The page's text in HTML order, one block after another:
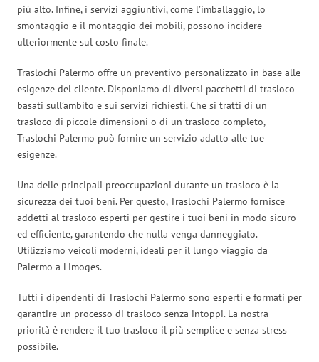
più alto. Infine, i servizi aggiuntivi, come l’imballaggio, lo
smontaggio e il montaggio dei mobili, possono incidere
ulteriormente sul costo finale.
Traslochi Palermo offre un preventivo personalizzato in base alle
esigenze del cliente. Disponiamo di diversi pacchetti di trasloco
basati sull’ambito e sui servizi richiesti. Che si tratti di un
trasloco di piccole dimensioni o di un trasloco completo,
Traslochi Palermo può fornire un servizio adatto alle tue
esigenze.
Una delle principali preoccupazioni durante un trasloco è la
sicurezza dei tuoi beni. Per questo, Traslochi Palermo fornisce
addetti al trasloco esperti per gestire i tuoi beni in modo sicuro
ed efficiente, garantendo che nulla venga danneggiato.
Utilizziamo veicoli moderni, ideali per il lungo viaggio da
Palermo a Limoges.
Tutti i dipendenti di Traslochi Palermo sono esperti e formati per
garantire un processo di trasloco senza intoppi. La nostra
priorità è rendere il tuo trasloco il più semplice e senza stress
possibile.